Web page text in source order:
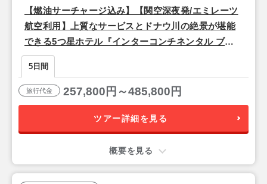
【燃油サーチャージ込み】【関空深夜発/エミレーツ
航空利用】上質なサービスとドナウ川の絶景が堪能
できる5つ星ホテル『インターコンチネンタル ブダ
ペスト』宿泊♪ドナウ河畔の美しい夜景と歴史を楽し
む「ブダペスト」2泊5日
5日間
旅行代金 257,800円～485,800円
ツアー詳細を見る
概要を見る